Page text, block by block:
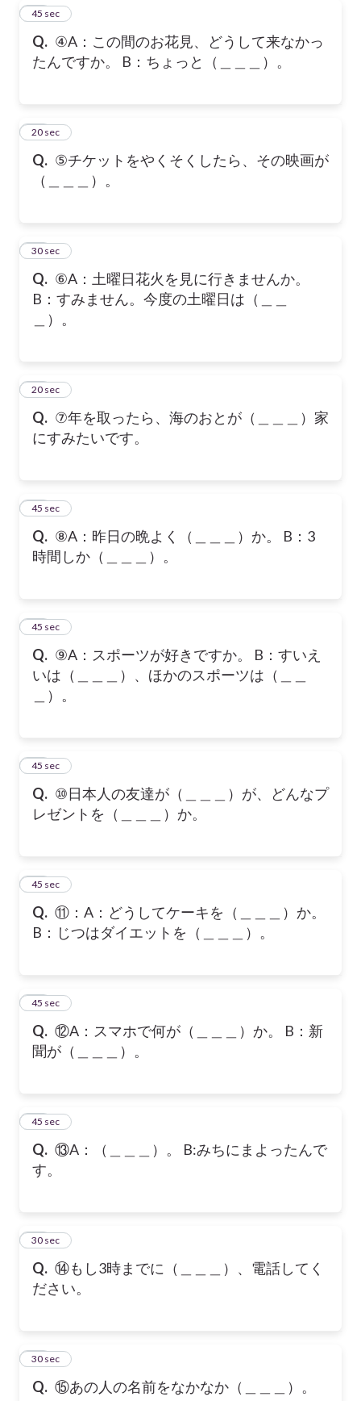
Q. ④A：この間のお花見、どうして来なかっ
たんですか。 B：ちょっと（＿＿＿）。
29
45 sec
Q. ⑤チケットをやくそくしたら、その映画が
（＿＿＿）。
30
20 sec
Q. ⑥A：土曜日花火を見に行きませんか。
B：すみません。今度の土曜日は（＿＿
＿）。
31
30 sec
Q. ⑦年を取ったら、海のおとが（＿＿＿）家
にすみたいです。
32
20 sec
Q. ⑧A：昨日の晩よく（＿＿＿）か。 B：3
時間しか（＿＿＿）。
33
45 sec
Q. ⑨A：スポーツが好きですか。 B：すいえ
いは（＿＿＿）、ほかのスポーツは（＿＿
＿）。
34
45 sec
Q. ⑩日本人の友達が（＿＿＿）が、どんなプ
レゼントを（＿＿＿）か。
35
45 sec
Q. ⑪：A：どうしてケーキを（＿＿＿）か。
B：じつはダイエットを（＿＿＿）。
36
45 sec
Q. ⑫A：スマホで何が（＿＿＿）か。 B：新
聞が（＿＿＿）。
37
45 sec
Q. ⑬A：（＿＿＿）。 B:みちにまよったんで
す。
38
45 sec
Q. ⑭もし3時までに（＿＿＿）、電話してく
ださい。
39
30 sec
Q. ⑮あの人の名前をなかなか（＿＿＿）。
40
30 sec